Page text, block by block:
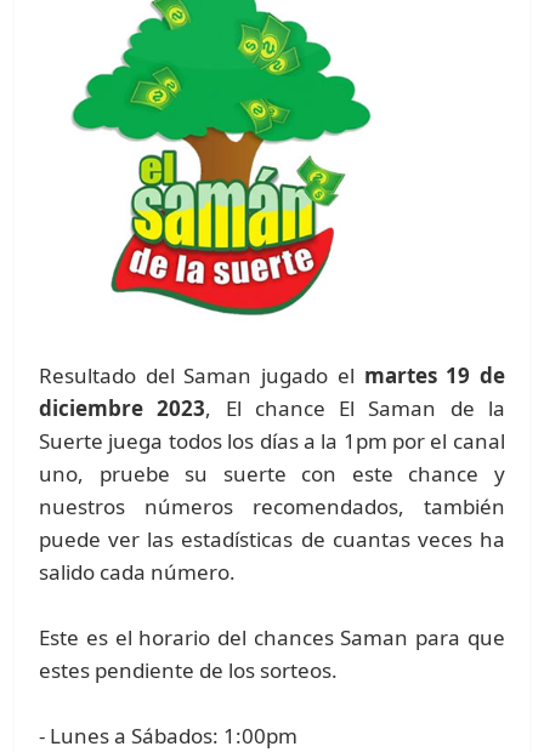
Resultado del Saman jugado el martes 19 de
diciembre 2023, El chance El Saman de la
Suerte juega todos los días a la 1pm por el canal
uno, pruebe su suerte con este chance y
nuestros números recomendados, también
puede ver las estadísticas de cuantas veces ha
salido cada número.
Este es el horario del chances Saman para que
estes pendiente de los sorteos.
- Lunes a Sábados: 1:00pm